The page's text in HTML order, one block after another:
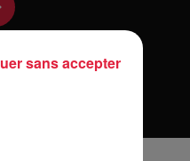
sans accepter